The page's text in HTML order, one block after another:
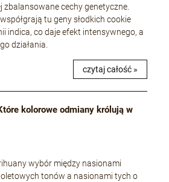
zbalansowane cechy genetyczne.
tu geny słodkich cookie
indica, co daje efekt intensywnego, a
działania.
czytaj całość »
kolorowe odmiany królują w
wybór między nasionami
tonów a nasionami tych o